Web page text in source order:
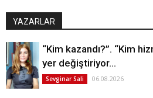
YAZARLAR
“Kim kazandı?”. “Kim
yer değiştiriyor…
Sevginar Sali 06.08.2026